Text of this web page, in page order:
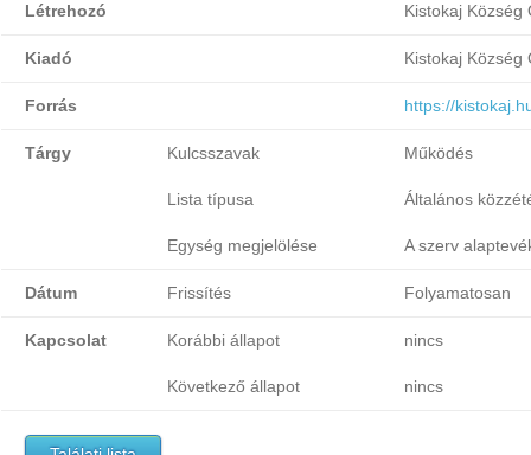
Létrehozó Kistokaj Község
Kiadó Kistokaj Község
Forrás https://
Tárgy Kulcsszavak Működés
Lista típusa Általános
Egység megjelölése A szerv
Dátum Frissítés Folyamatosan
Kapcsolat Korábbi állapot nincs
Következő állapot nincs